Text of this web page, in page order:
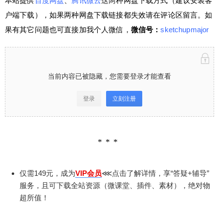
户端下载），如果两种网盘下载链接都失效请在评论区留言。如
果有其它问题也可直接加我个人微信， 微信号：sketchupmajor
当前内容已被隐藏，您需要登录才能查看
登录 立刻注册
仅需149元，成为VIP会员⋘点击了解详情，享“答疑+辅导”
服务，且可下载全站资源（微课堂、插件、素材），绝对物
超所值！
or 微信号2：sketchupvray 0 收藏